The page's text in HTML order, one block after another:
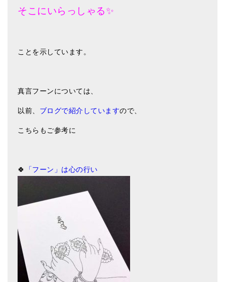
そこにいらっしゃる✨
ことを示しています。
真言フーンについては、
以前、 ブログで紹介していますので、
こちらもご参考に
🍀 「フーン」は心の行い